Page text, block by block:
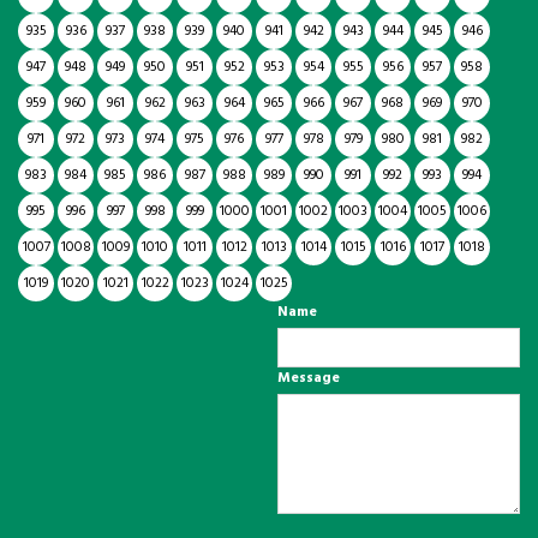
935
936 937 938 939 940 941 942 943 944 945
946
947
948 949 950 951 952 953 954 955 956 957
958
959
960 961 962 963 964 965 966 967 968 969
970
971
972 973 974 975 976 977 978 979 980 981
982
983
984 985 986 987 988 989 990 991 992 993
994
995
996 997 998 999 1000 1001 1002 1003 1004 1005 1006
1007 1008 1009 1010 1011 1012 1013 1014 1015 1016 1017
1018
1019 1020 1021 1022 1023 1024 1025
Name
Message